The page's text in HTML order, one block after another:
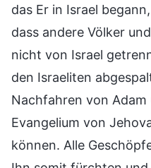
das Er in Israel
dass andere Völker
nicht von Israel
den Israeliten
Nachfahren von Adam
Evangelium von
können. Alle